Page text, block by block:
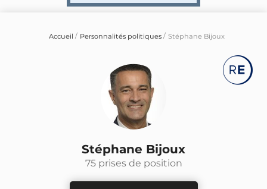
Accueil Personnalités politiques Stéphane Bijoux
Stéphane Bijoux
75 prises de position